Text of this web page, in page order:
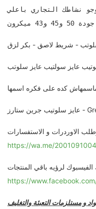
نشاطك التجاري باعلي
جودة 50 و45 و43 ميكرون
- شريط لاصق - بكر لزق
عايز سولتيب عايز سلوتب
كده على فكره اسمها
https://wa.me/
https://